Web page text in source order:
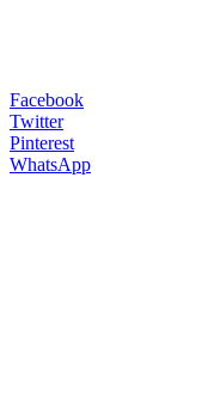
Facebook
Twitter
Pinterest
WhatsApp